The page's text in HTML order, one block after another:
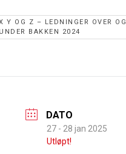
Y OG Z – LEDNINGER OVER OG
UNDER BAKKEN 2024
DATO
27 - 28 jan 2025
Utløpt!